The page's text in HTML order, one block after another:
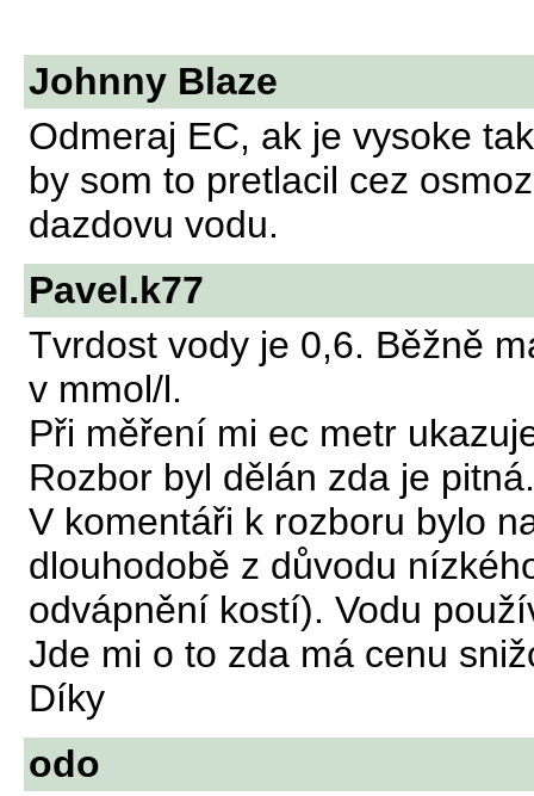
Johnny Blaze
Odmeraj EC, ak je vysoke
by som to pretlacil cez
dazdovu vodu.
Pavel.k77
Tvrdost vody je 0,6. Běžně
v mmol/l.
Při měření mi ec metr
Rozbor byl dělán zda je pitná.
V komentáři k rozboru bylo
dlouhodobě z důvodu
odvápnění kostí). Vodu
Jde mi o to zda má cenu
Díky
odo